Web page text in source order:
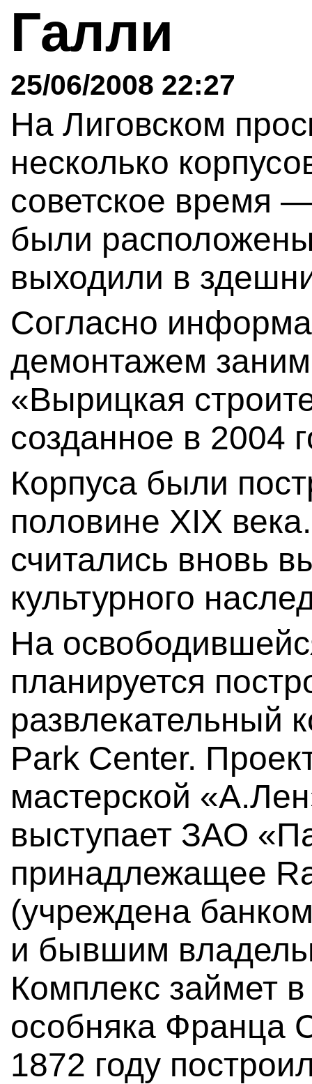
Галли
25/06/2008 22:27
На Лиговском
несколько
советское время
были
выходили в
Согласно
демонтажем
«Вырицкая
созданное в 2004
Корпуса были
половине XIX
считались вновь
культурного
На
планируется
развлекательный
Park Center.
мастерской
выступает ЗАО
принадлежащее
(учреждена
и бывшим
Комплекс займет
особняка Франца
1872 году